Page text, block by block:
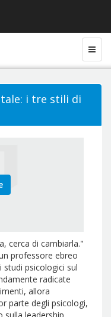
i tre stili di
cerca di cambiarla."
professore ebreo
psicologici sul
radicate
allora
parte degli psicologi,